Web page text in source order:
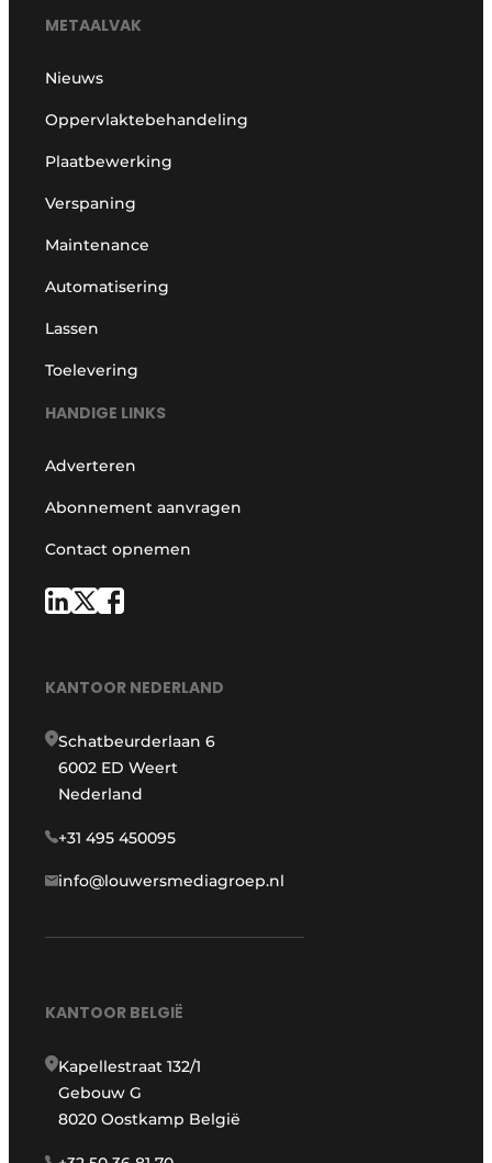
METAALVAK
Nieuws
Oppervlaktebehandeling
Plaatbewerking
Verspaning
Maintenance
Automatisering
Lassen
Toelevering
HANDIGE LINKS
Adverteren
Abonnement aanvragen
Contact opnemen
KANTOOR NEDERLAND
Schatbeurderlaan 6
6002 ED Weert
Nederland
+31 495 450095
info@louwersmediagroep.nl
KANTOOR BELGIË
Kapellestraat 132/1
Gebouw G
8020 Oostkamp België